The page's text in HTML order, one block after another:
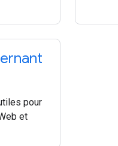
pour
et